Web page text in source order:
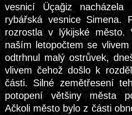
vesnicí Üçağiz
rybářská vesnice Simena.
rozrostla v lýkijské město.
naším letopočtem se
odtrhnul malý ostrůvek,
vlivem čehož došlo k
části. Silné zemětřesení
potopení většiny města
Ačkoli město bylo z části